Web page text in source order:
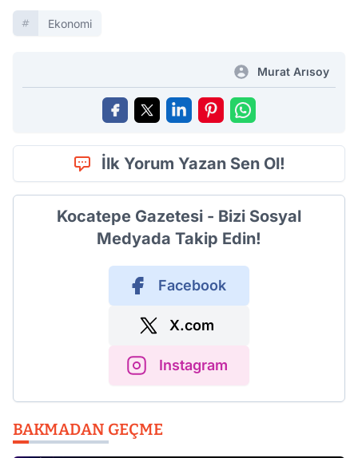
Ekonomi
Murat Arısoy
İlk Yorum Yazan Sen Ol!
Kocatepe Gazetesi - Bizi Sosyal
Medyada Takip Edin!
Facebook
X.com
Instagram
BAKMADAN GEÇME